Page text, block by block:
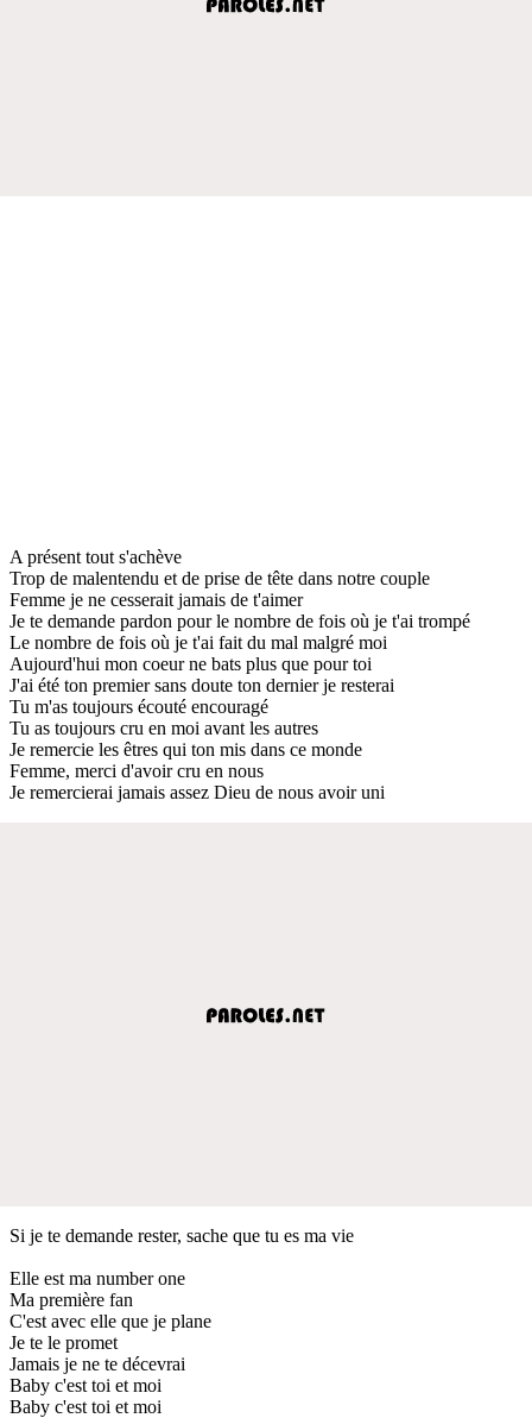
A présent tout s'achève
Trop de malentendu et de prise de tête dans notre couple
Femme je ne cesserait jamais de t'aimer
Je te demande pardon pour le nombre de fois où je t'ai trompé
Le nombre de fois où je t'ai fait du mal malgré moi
Aujourd'hui mon coeur ne bats plus que pour toi
J'ai été ton premier sans doute ton dernier je resterai
Tu m'as toujours écouté encouragé
Tu as toujours cru en moi avant les autres
Je remercie les êtres qui ton mis dans ce monde
Femme, merci d'avoir cru en nous
Je remercierai jamais assez Dieu de nous avoir uni
Si je te demande rester, sache que tu es ma vie
Elle est ma number one
Ma première fan
C'est avec elle que je plane
Je te le promet
Jamais je ne te décevrai
Baby c'est toi et moi
Baby c'est toi et moi